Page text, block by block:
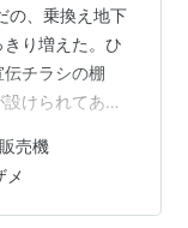
の、乗換え地下
り増えた。ひ
チラシの棚
けられてあっ
あれば、手ご
の張り店が設
、小ぶりな喫
売機
メ